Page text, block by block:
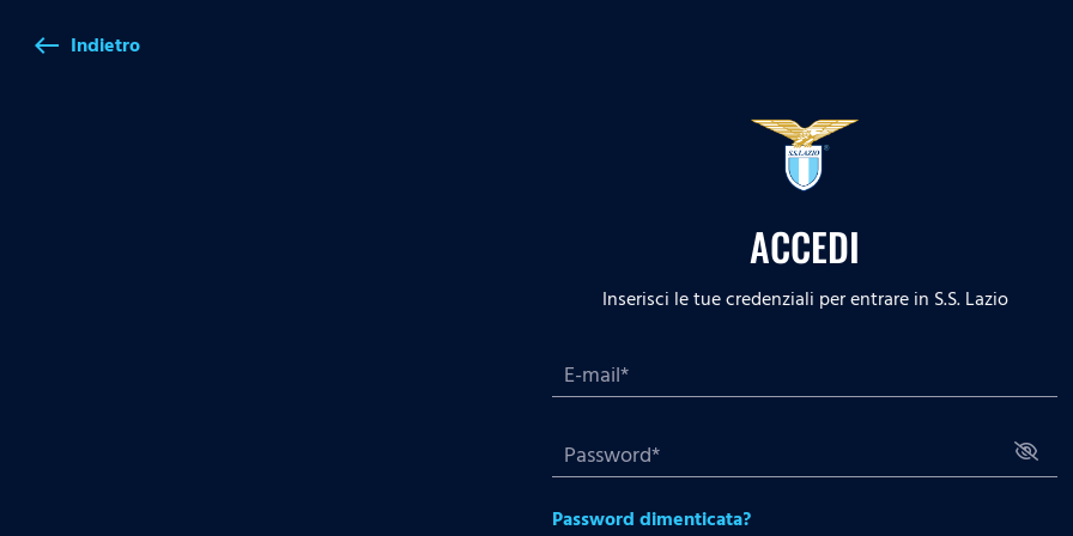
west Indietro
ACCEDI
Inserisci le tue credenziali per entrare in S.S. Lazio
Password dimenticata?